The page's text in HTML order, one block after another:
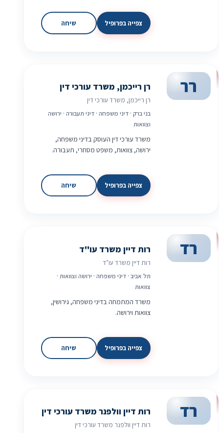
צפייה בפרופיל שיחה
רר רן רייכמן, משרד עורכי דין
רן רייכמן, משרד עורכי דין
בני ברק · דיני משפחה · דיני תעבורה · ירושה
וצוואות
משרד עורכי דין העוסק בדיני משפחה,
ירושה, צוואות, משפט מסחרי, תעבורה.
צפייה בפרופיל שיחה
רד רות דיין משרד עו"ד
רות דיין משרד עו"ד
תל אביב · דיני משפחה · ירושה וצוואות ·
צוואות
משרד המתמחה בדיני משפחה, גירושין,
צוואות וירושה.
צפייה בפרופיל שיחה
רד רות דיין וולפנר משרד עורכי דין
רות דיין וולפנר משרד עורכי דין